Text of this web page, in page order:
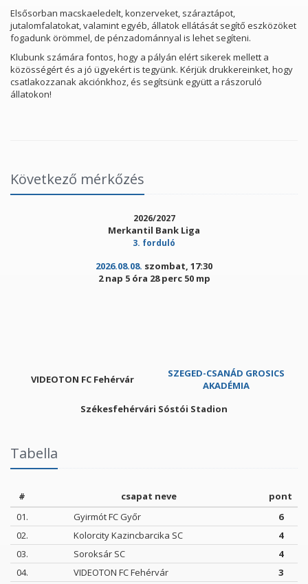
Elsősorban macskaeledelt, konzerveket, száraztápot,
jutalomfalatokat, valamint egyéb, állatok ellátását segítő eszközöket
fogadunk örömmel, de pénzadománnyal is lehet segíteni.
Klubunk számára fontos, hogy a pályán elért sikerek mellett a
közösségért és a jó ügyekért is tegyünk. Kérjük drukkereinket, hogy
csatlakozzanak akciónkhoz, és segítsünk együtt a rászoruló
állatokon!
Következő mérkőzés
2026/2027
Merkantil Bank Liga
3. forduló
2026.08.08. szombat, 17:30
2 nap 5 óra 28 perc 50 mp
VIDEOTON FC Fehérvár
SZEGED-CSANÁD GROSICS
AKADÉMIA
Székesfehérvári Sóstói Stadion
Tabella
# csapat neve
pont
01.
Gyirmót FC Győr
6
02.
Kolorcity Kazincbarcika SC
4
03.
Soroksár SC
4
04.
VIDEOTON FC Fehérvár
3